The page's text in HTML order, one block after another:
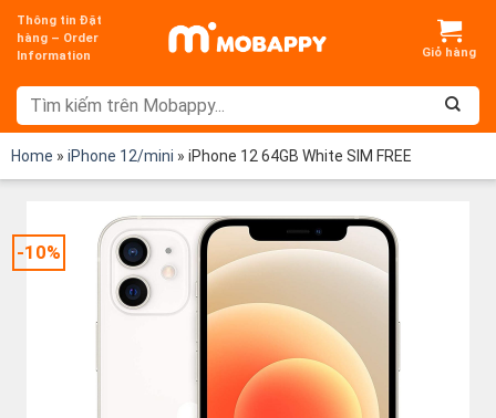
Chuyển
đến
dung
Thông tin Đặt
hàng – Order
Information
Home » iPhone 12/mini » iPhone 12 64GB White SIM FREE
-10%